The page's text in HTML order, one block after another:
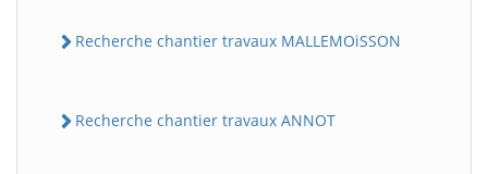
Recherche chantier travaux MALLEMOiSSON
Recherche chantier travaux ANNOT